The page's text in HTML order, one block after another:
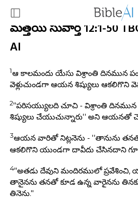
మత్తయి సువార్త 12:1-50
AI
1ఆ కాలమందు యేసు విశ్రాంతి దినమున
వెళ్లుచుండగా ఆయన శిష్యులు ఆకలిగొని
2"పరిసయ్యులది చూచి - విశ్రాంతి
శిష్యులు చేయుచున్నారు'' అని ఆయనతో
3ఆయన వారితో నిట్లనెను - ''తానును
ఆకలిగొని యుండగా దావీదు చేసినదాని
4"అతడు దేవుని మందిరములో ప్రవేశించి,
తానైనను తనతో కూడ ఉన్న వారైనను
తినెను."